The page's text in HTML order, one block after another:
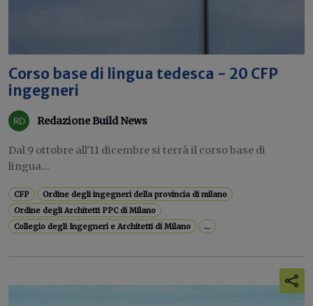
Corso base di lingua tedesca - 20 CFP
ingegneri
Redazione Build News
Dal 9 ottobre all'11 dicembre si terrà il corso base di
lingua...
CFP
Ordine degli ingegneri della provincia di milano
Ordine degli Architetti PPC di Milano
Collegio degli Ingegneri e Architetti di Milano
...